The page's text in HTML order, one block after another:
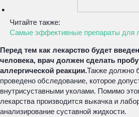
Читайте также:
Самые эффективные препараты для
Перед тем как лекарство будет
человека, врач должен сделать
аллергической реакции.Также должно
проведено обследование, которое
внутрисуставными уколами. Помимо
лекарства производится выкачка и
анализирование суставной жидкости.